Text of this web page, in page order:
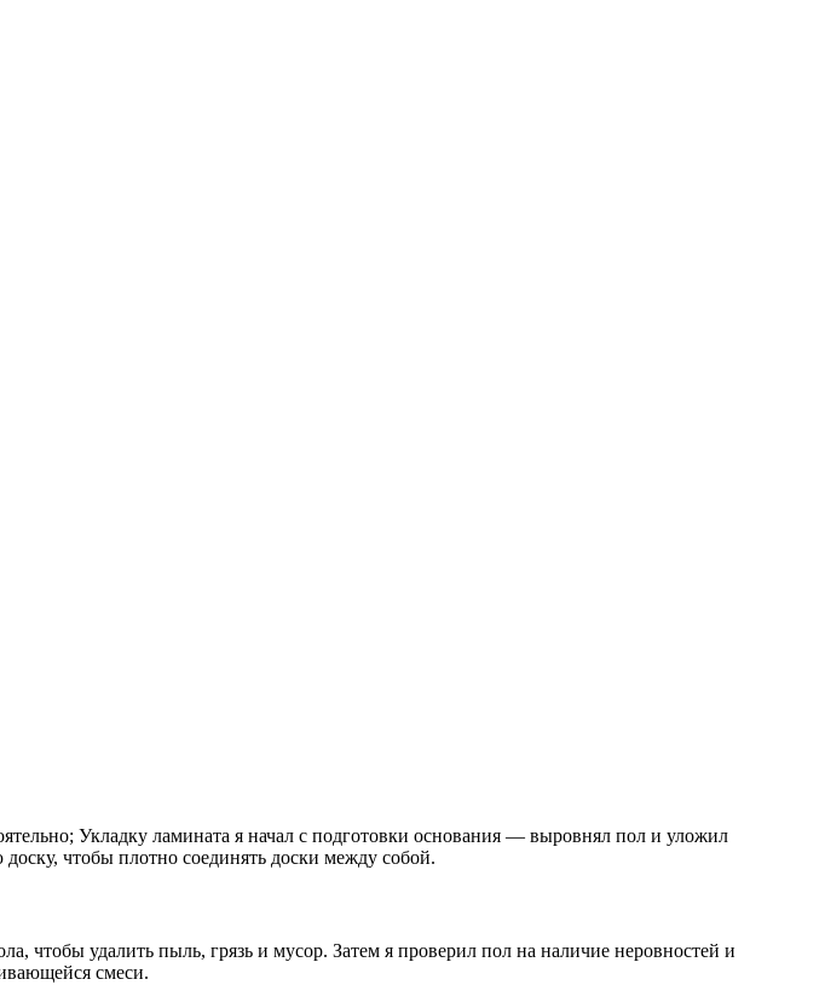
Укладку ламината я начал с подготовки основания ― выровнял пол и уложил
чтобы плотно соединять доски между собой.
чтобы удалить пыль, грязь и мусор. Затем я проверил пол на наличие неровностей и
смеси.